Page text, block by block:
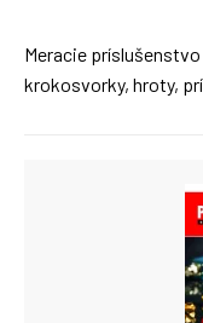
Meracie
krokosvorky, hroty,